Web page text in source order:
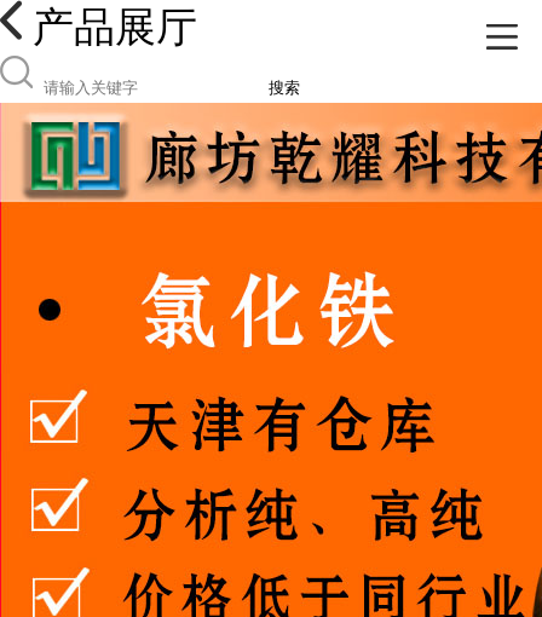
产品展厅
搜索